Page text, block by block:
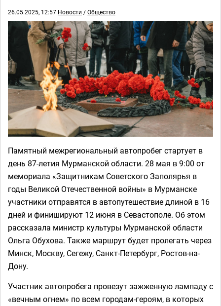
26.05.2025, 12:57 Новости /Общество
Памятный межрегиональный автопробег стартует в
день 87-летия Мурманской области. 28 мая в 9:00 от
мемориала «Защитникам Советского Заполярья в
годы Великой Отечественной войны» в Мурманске
участники отправятся в автопутешествие длиной в 16
дней и финишируют 12 июня в Севастополе. Об этом
рассказала министр культуры Мурманской области
Ольга Обухова. Также маршрут будет пролегать через
Минск, Москву, Сегежу, Санкт-Петербург, Ростов-на-
Дону.
Участник автопробега провезут зажженную лампаду с
«вечным огнем» по всем городам-героям, в которых